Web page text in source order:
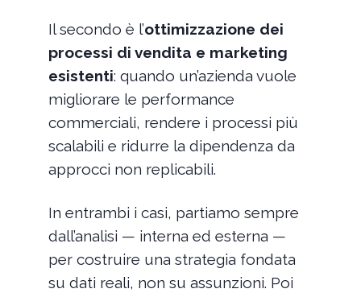
Il secondo è l’ottimizzazione dei
processi di vendita e marketing
esistenti: quando un’azienda vuole
migliorare le performance
commerciali, rendere i processi più
scalabili e ridurre la dipendenza da
approcci non replicabili.
In entrambi i casi, partiamo sempre
dall’analisi — interna ed esterna —
per costruire una strategia fondata
su dati reali, non su assunzioni. Poi